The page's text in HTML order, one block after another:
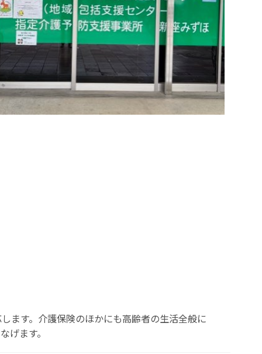
ます。介護保険のほかにも高齢者の生活全般に
げます。